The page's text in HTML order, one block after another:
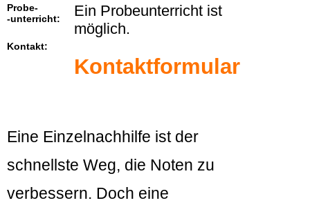
Probe-
-unterricht:
Ein Probeunterricht ist
möglich.
Kontakt:
Kontaktformular
Eine Einzelnachhilfe ist der
schnellste Weg, die Noten zu
verbessern. Doch eine